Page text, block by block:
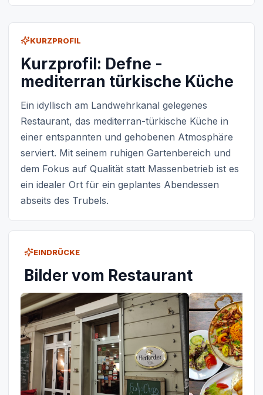
KURZPROFIL
Kurzprofil: Defne -
mediterran türkische Küche
Ein idyllisch am Landwehrkanal gelegenes
Restaurant, das mediterran-türkische Küche in
einer entspannten und gehobenen Atmosphäre
serviert. Mit seinem ruhigen Gartenbereich und
dem Fokus auf Qualität statt Massenbetrieb ist es
ein idealer Ort für ein geplantes Abendessen
abseits des Trubels.
EINDRÜCKE
Bilder vom Restaurant